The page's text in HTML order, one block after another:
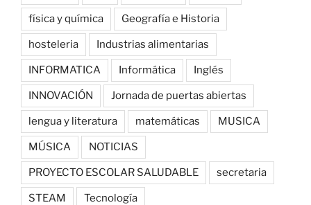
física y química Geografía e Historia
hosteleria Industrias alimentarias
INFORMATICA Informática Inglés
INNOVACIÓN Jornada de puertas abiertas
lengua y literatura matemáticas MUSICA
MÚSICA NOTICIAS
PROYECTO ESCOLAR SALUDABLE secretaria
STEAM Tecnología